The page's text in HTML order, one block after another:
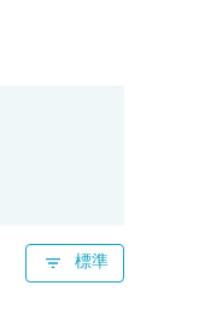
標準